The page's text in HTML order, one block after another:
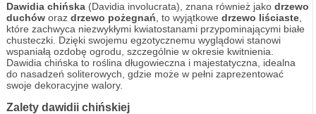
Dawidia chińska(Davidia involucrata), znana również jako drzewo
duchóworaz drzewo pożegnań , to wyjątkowe drzewo liściaste,
które zachwyca niezwykłymi kwiatostanami przypominającymi białe
chusteczki. Dzięki swojemu egzotycznemu wyglądowi stanowi
wspaniałą ozdobę ogrodu, szczególnie w okresie kwitnienia.
Dawidia chińska to roślina długowieczna i majestatyczna, idealna
do nasadzeń soliterowych, gdzie może w pełni zaprezentować
swoje dekoracyjne walory.
Zalety dawidii chińskiej